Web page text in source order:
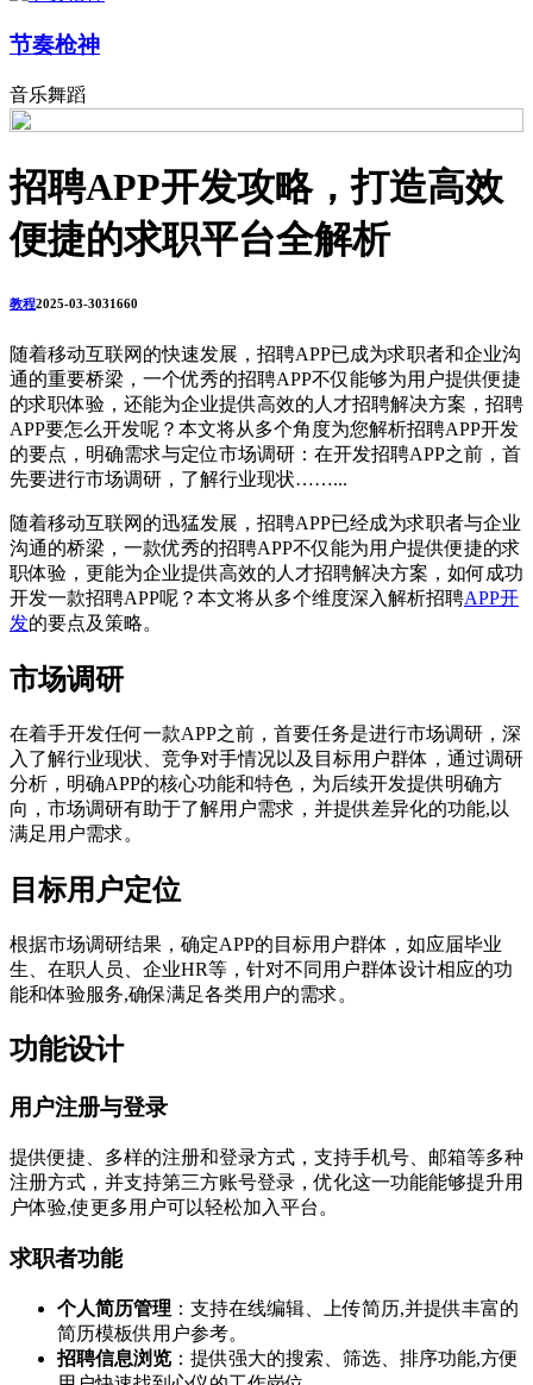
节奏枪神
音乐舞蹈
招聘APP开发攻略，打造高效
便捷的求职平台全解析
教程2025-03-3031660
随着移动互联网的快速发展，招聘APP已成为求职者和企业沟
通的重要桥梁，一个优秀的招聘APP不仅能够为用户提供便捷
的求职体验，还能为企业提供高效的人才招聘解决方案，招聘
APP要怎么开发呢？本文将从多个角度为您解析招聘APP开发
的要点，明确需求与定位市场调研：在开发招聘APP之前，首
先要进行市场调研，了解行业现状……...
随着移动互联网的迅猛发展，招聘APP已经成为求职者与企业
沟通的桥梁，一款优秀的招聘APP不仅能为用户提供便捷的求
职体验，更能为企业提供高效的人才招聘解决方案，如何成功
开发一款招聘APP呢？本文将从多个维度深入解析招聘APP开
发的要点及策略。
市场调研
在着手开发任何一款APP之前，首要任务是进行市场调研，深
入了解行业现状、竞争对手情况以及目标用户群体，通过调研
分析，明确APP的核心功能和特色，为后续开发提供明确方
向，市场调研有助于了解用户需求，并提供差异化的功能,以
满足用户需求。
目标用户定位
根据市场调研结果，确定APP的目标用户群体，如应届毕业
生、在职人员、企业HR等，针对不同用户群体设计相应的功
能和体验服务,确保满足各类用户的需求。
功能设计
用户注册与登录
提供便捷、多样的注册和登录方式，支持手机号、邮箱等多种
注册方式，并支持第三方账号登录，优化这一功能能够提升用
户体验,使更多用户可以轻松加入平台。
求职者功能
个人简历管理 ：支持在线编辑、上传简历,并提供丰富的
简历模板供用户参考。
招聘信息浏览 ：提供强大的搜索、筛选、排序功能,方便